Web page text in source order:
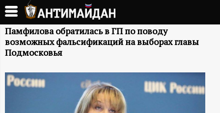
Перейти
основному
содержанию
А
Н
Т
Памфилова обратилась в ГП по поводу
возможных фальсификаций на выборах главы
Подмосковья